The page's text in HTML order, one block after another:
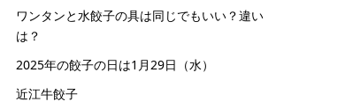
ワンタンと水餃子の具は同じでもいい？違い
は？
2025年の餃子の日は1月29日（水）
近江牛餃子